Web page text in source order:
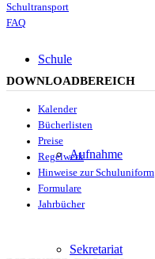
Schule
Aufnahme
Sekretariat
Schultransport
FAQ
DOWNLOADBEREICH
Kalender
Bücherlisten
Preise
Regelwerk
Hinweise zur Schuluniform
Formulare
Jahrbücher